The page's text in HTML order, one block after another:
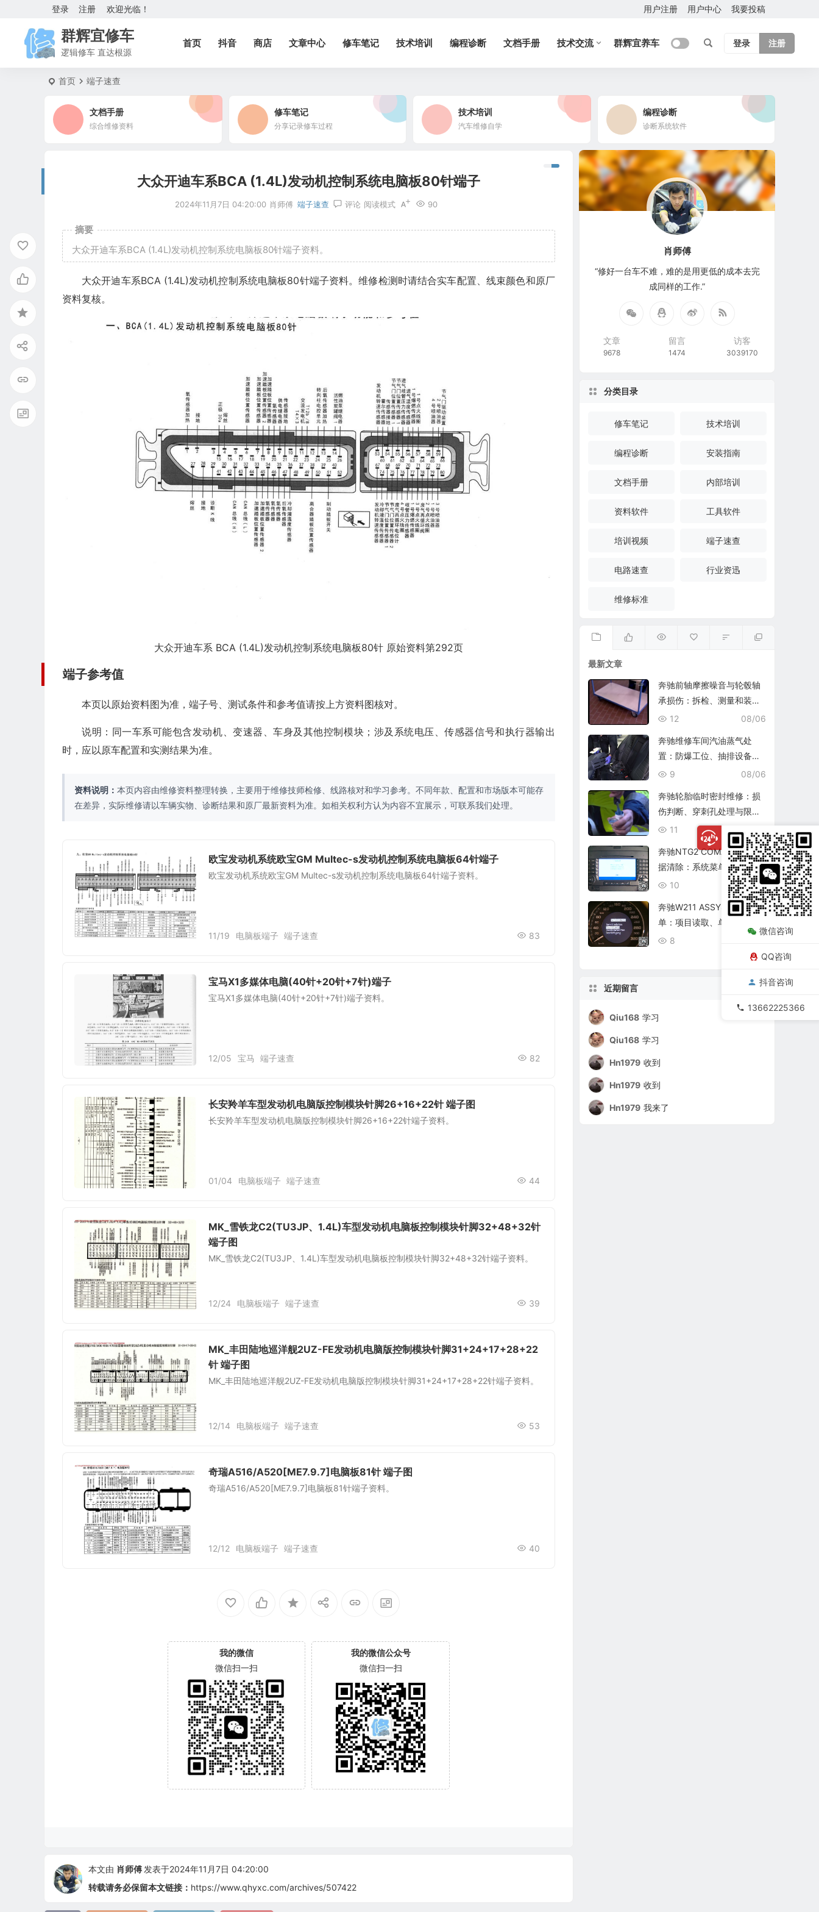
欢迎光临！
登录 注册 用户注册 用户中心 我要投稿
群辉宜修车
逻辑修车 直达根源
首页 抖音 商店 文章中心 修车笔记 技术培训 编程诊断 文档手册 技术交流 群辉宜养车 登录 注册
首页 端子速查
文档手册
综合维修资料
修车笔记
分享记录修车过程
技术培训
汽车维修自学
编程诊断
诊断系统软件
大众开迪车系BCA (1.4L)发动机控制系统电脑板80针端子
2024年11月7日 04:20:00 肖师傅 端子速查 评论 90
阅读模式
摘要
大众开迪车系BCA (1.4L)发动机控制系统电脑板80针端子资料。
大众开迪车系BCA (1.4L)发动机控制系统电脑板80针端子资料。维修检测时请结合实车配置、线束颜色和原厂
资料复核。
大众开迪车系 BCA (1.4L)发动机控制系统电脑板80针 原始资料第292页
端子参考值
本页以原始资料图为准，端子号、测试条件和参考值请按上方资料图核对。
说明：同一车系可能包含发动机、变速器、车身及其他控制模块；涉及系统电压、传感器信号和执行器输出
时，应以原车配置和实测结果为准。
资料说明： 本页内容由维修资料整理转换，主要用于维修技师检修、线路核对和学习参考。不同年款、配置和市场版本可能存
在差异，实际维修请以车辆实物、诊断结果和原厂最新资料为准。如相关权利方认为内容不宜展示，可联系我们处理。
欧宝发动机系统欧宝GM Multec-s发动机控制系统电脑板64针端子
欧宝发动机系统欧宝GM Multec-s发动机控制系统电脑板64针端子资料。
11/19 83
电脑板端子 端子速查
宝马X1多媒体电脑(40针+20针+7针)端子
宝马X1多媒体电脑(40针+20针+7针)端子资料。
12/05 82
宝马 端子速查
长安羚羊车型发动机电脑版控制模块针脚26+16+22针 端子图
长安羚羊车型发动机电脑版控制模块针脚26+16+22针端子资料。
01/04 44
电脑板端子 端子速查
MK_雪铁龙C2(TU3JP、1.4L)车型发动机电脑板控制模块针脚32+48+32针
端子图
MK_雪铁龙C2(TU3JP、1.4L)车型发动机电脑板控制模块针脚32+48+32针端子资料。
12/24 39
电脑板端子 端子速查
MK_丰田陆地巡洋舰2UZ-FE发动机电脑版控制模块针脚31+24+17+28+22
针 端子图
MK_丰田陆地巡洋舰2UZ-FE发动机电脑版控制模块针脚31+24+17+28+22针端子资料。
12/14 53
电脑板端子 端子速查
奇瑞A516/A520[ME7.9.7]电脑板81针 端子图
奇瑞A516/A520[ME7.9.7]电脑板81针端子资料。
12/12 40
电脑板端子 端子速查
我的微信
微信扫一扫
我的微信公众号
微信扫一扫
本文由 肖师傅 发表于2024年11月7日 04:20:00
转载请务必保留本文链接： https://www.qhyxc.com/archives/507422
肖师傅
“修好一台车不难，难的是用更低的成本去完
成同样的工作.”
文章
9678
留言
1474
访客
3039170
分类目录
修车笔记 技术培训
编程诊断 安装指南
文档手册 内部培训
资料软件 工具软件
培训视频 端子速查
电路速查 行业资迅
维修标准
最新文章
奔驰前轴摩擦噪音与轮毂轴
承损伤：拆检、测量和装复
复查
08/06
12
奔驰维修车间汽油蒸气处
置：防爆工位、抽排设备与
燃油收集
08/06
9
奔驰轮胎临时密封维修：损
伤判断、穿刺孔处理与限速
复查
08/06
11
奔驰NTG2 COMAND个人数
据清除：系统菜单、恢复出
厂与结果确认
08/06
10
奔驰W211 ASSYST保养菜
单：项目读取、单项确认与
复位核查
8
近期留言
Qiu168 学习
Qiu168 学习
Hn1979 收到
Hn1979 收到
Hn1979 我来了
微信咨询
QQ咨询
抖音咨询
13662225366